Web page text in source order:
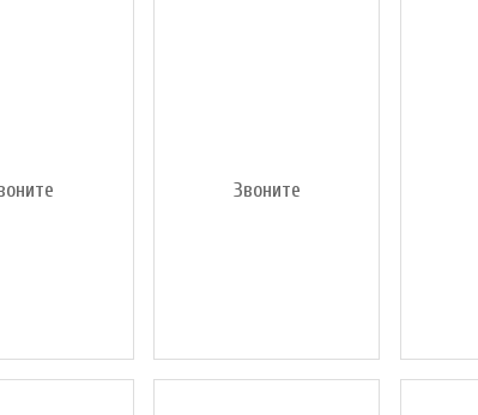
Звоните